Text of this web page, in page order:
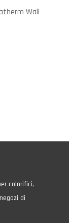
Wall
colorifici,
di